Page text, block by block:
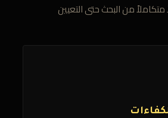
من البحث حتى التعيين